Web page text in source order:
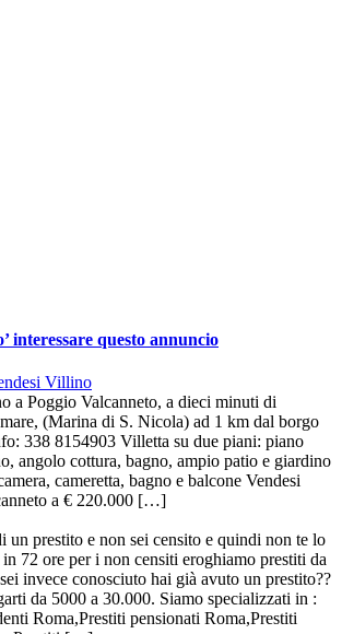
interessare questo annuncio
Villino
a Poggio Valcanneto, a dieci minuti di
(Marina di S. Nicola) ad 1 km dal borgo
338 8154903 Villetta su due piani: piano
angolo cottura, bagno, ampio patio e giardino
cameretta, bagno e balcone Vendesi
a € 220.000 […]
un prestito e non sei censito e quindi non te lo
72 ore per i non censiti eroghiamo prestiti da
invece conosciuto hai già avuto un prestito??
da 5000 a 30.000. Siamo specializzati in :
Roma,Prestiti pensionati Roma,Prestiti